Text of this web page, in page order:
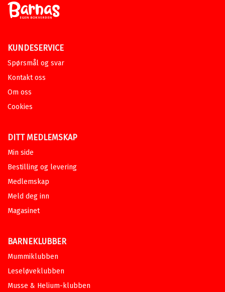
KUNDESERVICE
Spørsmål og svar
Kontakt oss
Om oss
Cookies
DITT MEDLEMSKAP
Min side
Bestilling og levering
Medlemskap
Meld deg inn
Magasinet
BARNEKLUBBER
Mummiklubben
Leseløveklubben
Musse & Helium-klubben